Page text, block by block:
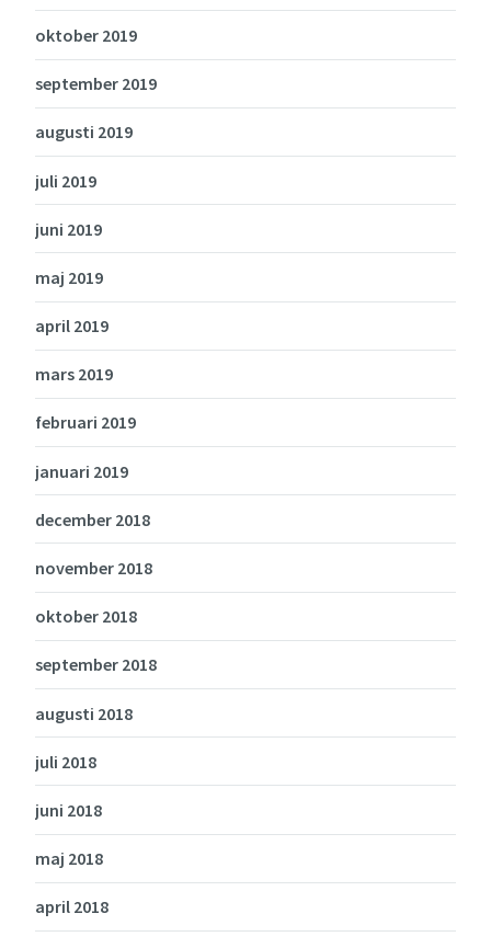
oktober 2019
september 2019
augusti 2019
juli 2019
juni 2019
maj 2019
april 2019
mars 2019
februari 2019
januari 2019
december 2018
november 2018
oktober 2018
september 2018
augusti 2018
juli 2018
juni 2018
maj 2018
april 2018